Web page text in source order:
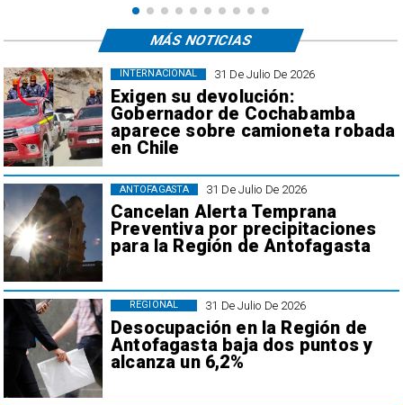
31 De Julio De 2026
Exigen su devolución:
Gobernador de Cochabamba
aparece sobre camioneta robada
en Chile
INTERNACIONAL
31 De Julio De 2026
Cancelan Alerta Temprana
Preventiva por precipitaciones
para la Región de Antofagasta
ANTOFAGASTA
31 De Julio De 2026
Desocupación en la Región de
Antofagasta baja dos puntos y
alcanza un 6,2%
REGIONAL
MÁS NOTICIAS